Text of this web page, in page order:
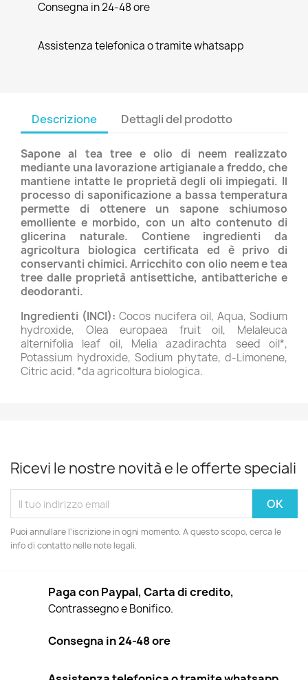
Consegna in 24-48 ore
Assistenza telefonica o tramite whatsapp
Descrizione Dettagli del prodotto
Sapone al tea tree e olio di neem realizzato
mediante una lavorazione artigianale a freddo, che
mantiene intatte le proprietà degli oli impiegati. Il
processo di saponificazione a bassa temperatura
permette di ottenere un sapone schiumoso
emolliente e morbido, con un alto contenuto di
glicerina naturale. Contiene ingredienti da
agricoltura biologica certificata ed è privo di
conservanti chimici. Arricchito con olio neem e tea
tree dalle proprietà antisettiche, antibatteriche e
deodoranti.
Ingredienti (INCI):Cocos nucifera oil, Aqua, Sodium
hydroxide, Olea europaea fruit oil, Melaleuca
alternifolia leaf oil, Melia azadirachta seed oil*,
Potassium hydroxide, Sodium phytate, d-Limonene,
Citric acid. *da agricoltura biologica.
Ricevi le nostre novità e le offerte speciali
Puoi annullare l'iscrizione in ogni momento. A questo scopo, cerca le
info di contatto nelle note legali.
Paga con Paypal, Carta di credito,
Contrassegno e Bonifico.
Consegna in 24-48 ore